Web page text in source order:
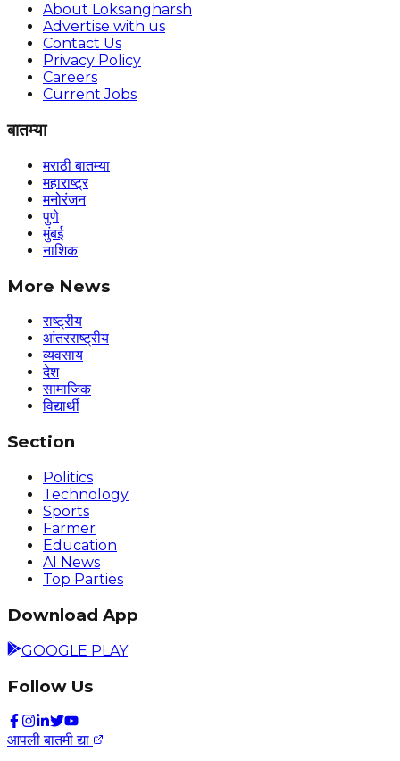
About Loksangharsh
Advertise with us
Contact Us
Privacy Policy
Careers
Current Jobs
बातम्या
मराठी बातम्या
महाराष्ट्र
मनोरंजन
पुणे
मुंबई
नाशिक
More News
राष्ट्रीय
आंतरराष्ट्रीय
व्यवसाय
देश
सामाजिक
विद्यार्थी
Section
Politics
Technology
Sports
Farmer
Education
AI News
Top Parties
Download App
GOOGLE PLAY
Follow Us
आपली बातमी द्या